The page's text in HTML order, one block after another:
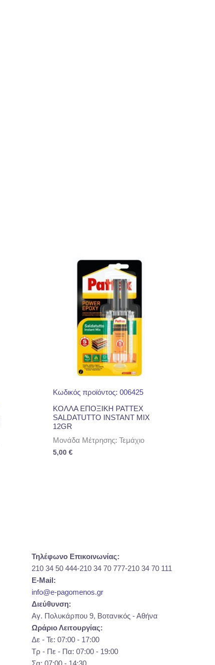
Κωδικός προϊόντος: 006425
ΚΟΛΛΑ ΕΠΟΞΙΚΗ PATTEX
SALDATUTTO INSTANT MIX
12GR
Μονάδα Μέτρησης: Τεμάχιο
5,00€
Τηλέφωνο Επικοινωνίας:
210 34 50 444-210 34 70 777-210 34 70 111
E-Mail:
info@e-pagomenos.gr
Διεύθυνση:
Αγ. Πολυκάρπου 9, Βοτανικός - Αθήνα
Ωράριο Λειτουργίας:
Δε - Τε: 07:00 - 17:00
Τρ - Πε - Πα: 07:00 - 19:00
Σα: 07:00 - 14:30